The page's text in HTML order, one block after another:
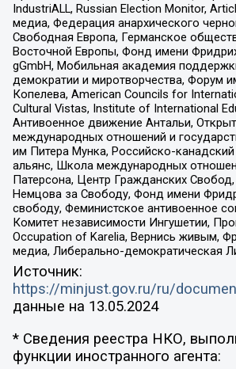
IndustriALL, Russian Election Monitor,
медиа, Федерация анархического
Свободная Европа, Германское
Восточной Европы, Фонд имени
gGmbH, Мобильная академия
демократии и миротворчества, Форум
Копелева, American Councils for
Cultural Vistas, Institute of International
Антивоенное движение Антальи,
международных отношений и
им Питера Мунка, Российско-
альянс, Школа международных
Патерсона, Центр Гражданских
Немцова за Свободу, Фонд имени
свободу, Феминистское антивоенное
Комитет независимости Ингушетии,
Occupation of Karelia, Вернись живым,
медиа, Либерально-демократическая
Источник:
https://minjust.gov.ru/ru/
данные на 13.05.2024
* Сведения реестра НКО,
функции иностранного агента: